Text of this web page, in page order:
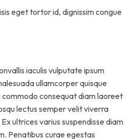
eget tortor id, dignissim congue
iaculis vulputate ipsum
ullamcorper quisque
commodo consequat diam laoreet
lectus semper velit viverra
ultrices varius suspendisse diam
Penatibus curae egestas